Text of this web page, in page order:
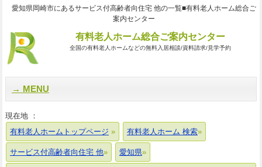
愛知県岡崎市にあるサービス付高齢者向住宅 他の一覧■有料老人ホーム総合ご
案内センター
有料老人ホーム総合ご案内センター
全国の有料老人ホームなどの無料入居相談/資料請求/見学予約
MENU
現在地 ：
有料老人ホームトップページ
有料老人ホーム 検索
サービス付高齢者向住宅 他 愛知県